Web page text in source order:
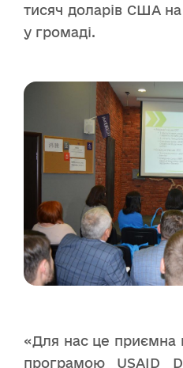
тисяч доларів США на
у громаді.
«Для нас це приємна
програмою USAID